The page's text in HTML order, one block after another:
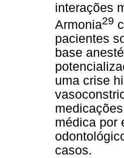
interações
Armonia29
pacientes
base
uma crise
médica por
casos.